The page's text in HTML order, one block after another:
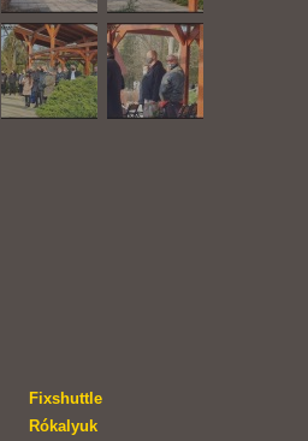
Fixshuttle
Rókalyuk